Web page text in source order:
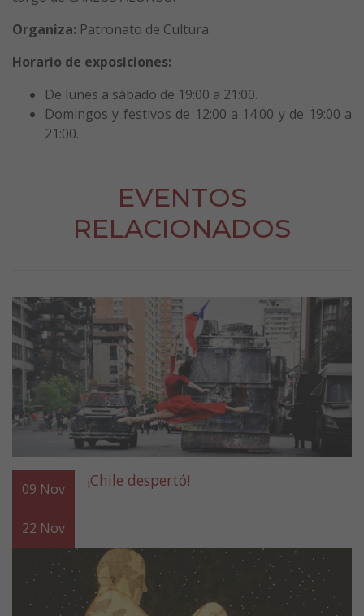
Organiza: Patronato de Cultura.
Horario de exposiciones:
De lunes a sábado de 19:00 a 21:00.
Domingos y festivos de 12:00 a 14:00 y de 19:00 a
21:00.
EVENTOS
RELACIONADOS
09 Nov
22 Nov
¡Chile despertó!